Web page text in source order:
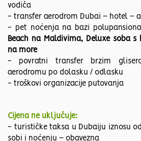
vodiča
- transfer aerodrom Dubai – hotel –
- pet noćenja na bazi
Beach na Maldivima, Deluxe soba
na more
- povratni transfer brzim
aerodromu po dolasku / odlasku
- troškovi organizacije putovanja
Cijena ne uključuje:
- turističke taksa u Dubaiju iznosu od
sobi i noćenju – obavezna